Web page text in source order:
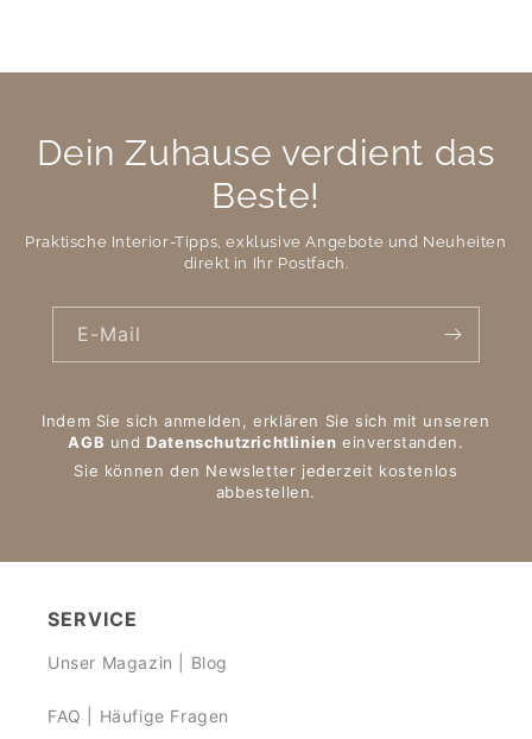
Dein Zuhause verdient das
Beste!
Praktische Interior-Tipps, exklusive Angebote und Neuheiten
direkt in Ihr Postfach.
E-Mail
Indem Sie sich anmelden, erklären Sie sich mit unseren
AGB undDatenschutzrichtlinien einverstanden.
Sie können den Newsletter jederzeit kostenlos
abbestellen.
SERVICE
Unser Magazin | Blog
FAQ | Häufige Fragen